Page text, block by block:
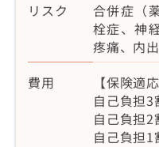
リスク
合併症（
栓症、神
疼痛、内出
費用
【保険適
自己負担
自己負担
自己負担